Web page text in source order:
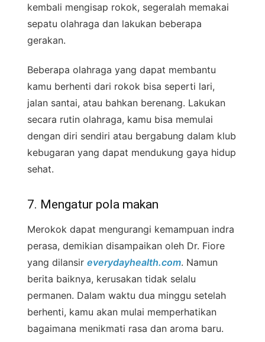
kembali mengisap rokok, segeralah memakai
sepatu olahraga dan lakukan beberapa
gerakan.
Beberapa olahraga yang dapat membantu
kamu berhenti dari rokok bisa seperti lari,
jalan santai, atau bahkan berenang. Lakukan
secara rutin olahraga, kamu bisa memulai
dengan diri sendiri atau bergabung dalam klub
kebugaran yang dapat mendukung gaya hidup
sehat.
7. Mengatur pola makan
Merokok dapat mengurangi kemampuan indra
perasa, demikian disampaikan oleh Dr. Fiore
yang dilansir everydayhealth.com. Namun
berita baiknya, kerusakan tidak selalu
permanen. Dalam waktu dua minggu setelah
berhenti, kamu akan mulai memperhatikan
bagaimana menikmati rasa dan aroma baru.